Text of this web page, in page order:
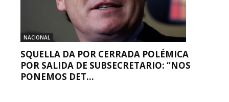
NACIONAL
SQUELLA DA POR CERRADA POLÉMICA
POR SALIDA DE SUBSECRETARIO: “NOS
PONEMOS DET...